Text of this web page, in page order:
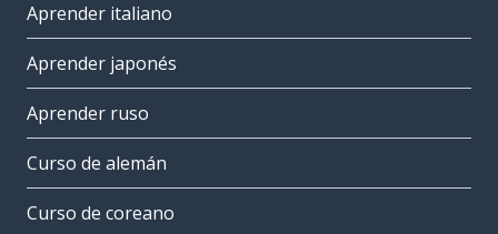
Aprender italiano
Aprender japonés
Aprender ruso
Curso de alemán
Curso de coreano